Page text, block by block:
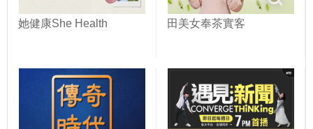
她健康She Health 田美女奉茶實客